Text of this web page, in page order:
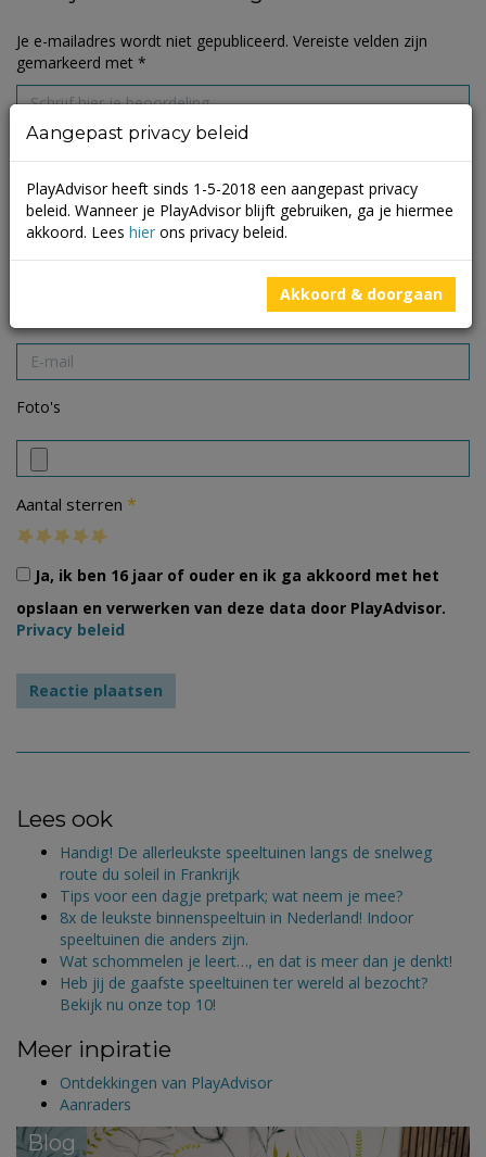
Je e-mailadres wordt niet gepubliceerd. Vereiste velden zijn
gemarkeerd met *
Foto's
Aantal sterren *
Ja, ik ben 16 jaar of ouder en ik ga akkoord met het
opslaan en verwerken van deze data door PlayAdvisor.
Privacy beleid
Lees ook
Handig! De allerleukste speeltuinen langs de snelweg
route du soleil in Frankrijk
Tips voor een dagje pretpark; wat neem je mee?
8x de leukste binnenspeeltuin in Nederland! Indoor
speeltuinen die anders zijn.
Wat schommelen je leert…, en dat is meer dan je denkt!
Heb jij de gaafste speeltuinen ter wereld al bezocht?
Bekijk nu onze top 10!
Meer inpiratie
Ontdekkingen van PlayAdvisor
Aanraders
Blog
Aangepast privacy beleid
PlayAdvisor heeft sinds 1-5-2018 een aangepast privacy
beleid. Wanneer je PlayAdvisor blijft gebruiken, ga je hiermee
akkoord. Lees hier ons privacy beleid.
Akkoord & doorgaan